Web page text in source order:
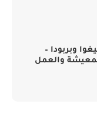
وبربودا –
والعمل